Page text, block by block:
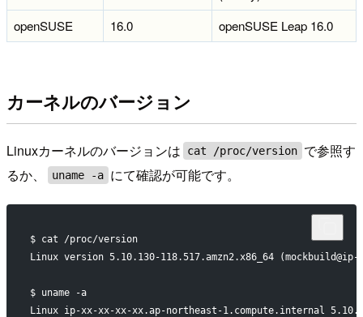
openSUSE
16.0 openSUSE Leap 16.0
カーネルのバージョン
Linuxカーネルのバージョンは cat /proc/version で参照す
るか、
uname -a にて確認が可能です。
$ cat /proc/version
Linux version 5.10.130-118.517.amzn2.x86_64
$ uname -a
Linux ip-xx-xx-xx-xx.ap-northeast-1.compute.internal